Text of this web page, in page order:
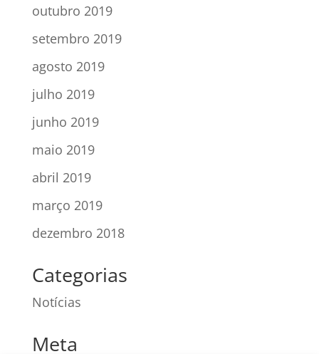
outubro 2019
setembro 2019
agosto 2019
julho 2019
junho 2019
maio 2019
abril 2019
março 2019
dezembro 2018
Categorias
Notícias
Meta